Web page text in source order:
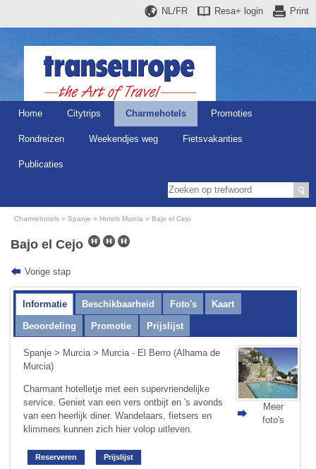
Print
Resa+ login
NL/FR
Home Citytrips Charmehotels Promoties
Rondreizen Weekendjes weg Fietsvakanties
Publicaties
Charmehotels Spanje Hotels Murcia Bajo el Cejo
Bajo el Cejo
Vorige stap
Informatie Beschikbaarheid Foto's Kaart
Beoordeling Promotie Prijslijst
Spanje > Murcia> Murcia - El Berro (Alhama de
Murcia)
Charmant hotelletje met een supervriendelijke
service. Geniet van een vers ontbijt en 's avonds
van een heerlijk diner. Wandelaars, fietsers en
klimmers kunnen zich hier volop uitleven.
Reserveren Prijslijst
Meer
foto's